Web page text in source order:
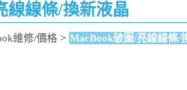
線線條/換新液晶
維修/價格 > MacBook破圖/亮線線條/